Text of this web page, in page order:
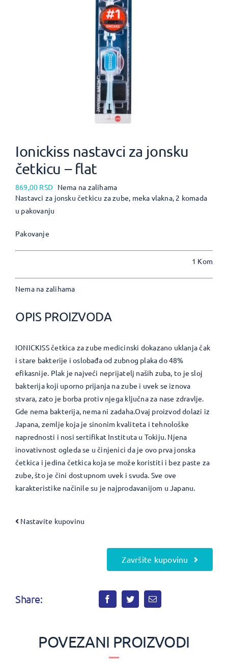
Ionickiss nastavci za jonsku
četkicu – flat
869,00 RSD Nema na zalihama
Nastavci za jonsku četkicu za zube, meka vlakna, 2 komada
u pakovanju
Pakovanje
1 Kom
Nema na zalihama
OPIS PROIZVODA
IONICKISS četkica za zube medicinski dokazano uklanja čak
i stare bakterije i oslobađa od zubnog plaka do 48%
efikasnije. Plak je najveći neprijatelj naših zuba, to je sloj
bakterija koji uporno prijanja na zube i uvek se iznova
stvara, zato je borba protiv njega ključna za nase zdravlje.
Gde nema bakterija, nema ni zadaha.Ovaj proizvod dolazi iz
Japana, zemlje koja je sinonim kvaliteta i tehnološke
naprednosti i nosi sertifikat Instituta u Tokiju. Njena
inovativnost ogleda se u činjenici da je ovo prva jonska
četkica i jedina četkica koja se može koristiti i bez paste za
zube, što je čini dostupnom uvek i svuda. Sve ove
karakteristike načinile su je najprodavanijom u Japanu.
Nastavite kupovinu
Završite kupovinu
Share:
POVEZANI PROIZVODI